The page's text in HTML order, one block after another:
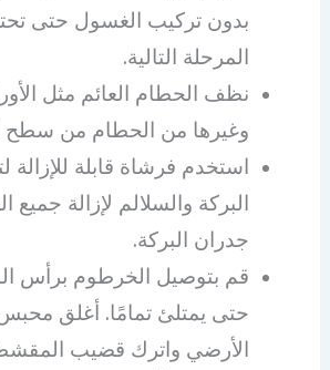
بدون تركيب الغسول حتى
المرحلة التالية.
نظف الحطام العائم مثل
وغيرها من الحطام من سطح
استخدم فرشاة قابلة
البركة والسلالم لإزالة جميع
جدران البركة.
قم بتوصيل الخرطوم برأس
حتى يمتلئ تمامًا. أغلق
الأرضي واترك قضيب